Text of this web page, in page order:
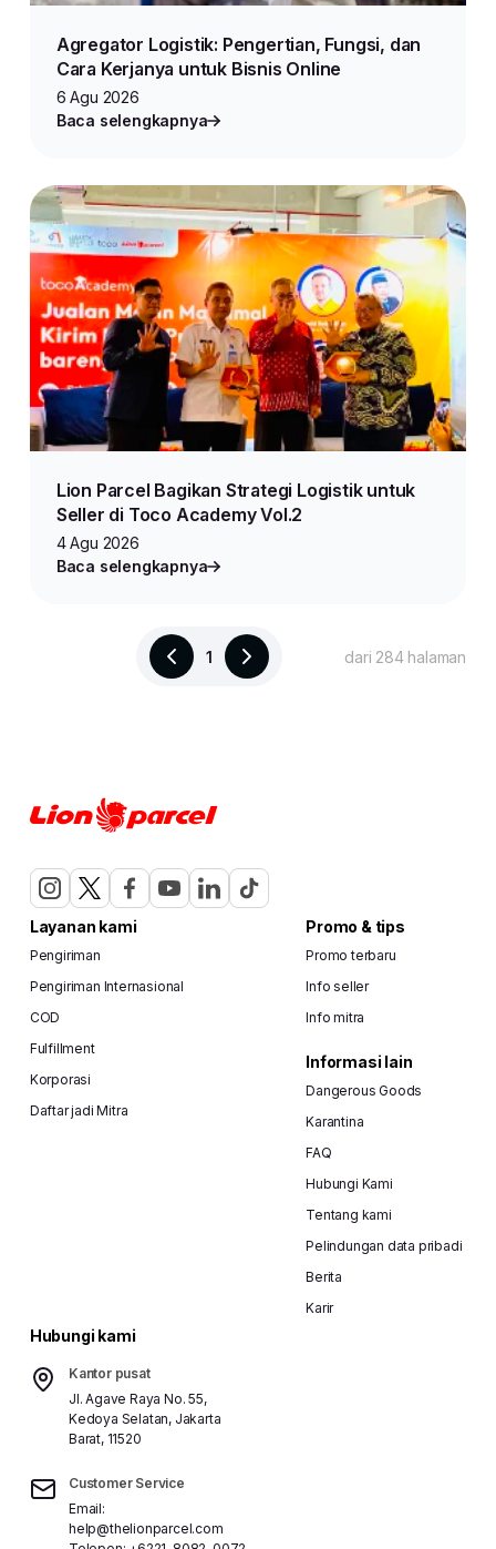
Agregator Logistik: Pengertian, Fungsi, dan
Cara Kerjanya untuk Bisnis Online
6 Agu 2026
Baca selengkapnya
Lion Parcel Bagikan Strategi Logistik untuk
Seller di Toco Academy Vol.2
4 Agu 2026
Baca selengkapnya
1 dari 284 halaman
Layanan kami
Pengiriman
Pengiriman Internasional
COD
Fulfillment
Korporasi
Daftar jadi Mitra
Promo & tips
Promo terbaru
Info seller
Info mitra
Informasi lain
Dangerous Goods
Karantina
FAQ
Hubungi Kami
Tentang kami
Pelindungan data pribadi
Berita
Karir
Hubungi kami
Kantor pusat
Jl. Agave Raya No. 55,
Kedoya Selatan, Jakarta
Barat, 11520
Customer Service
Email:
help@thelionparcel.com